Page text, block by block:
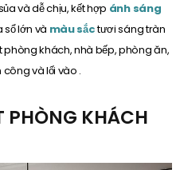
và dễ chịu, kết hợp ánh sáng
lớn và màu sắctươi sáng tràn
khách, nhà bếp, phòng ăn,
và lối vào .
PHÒNG KHÁCH